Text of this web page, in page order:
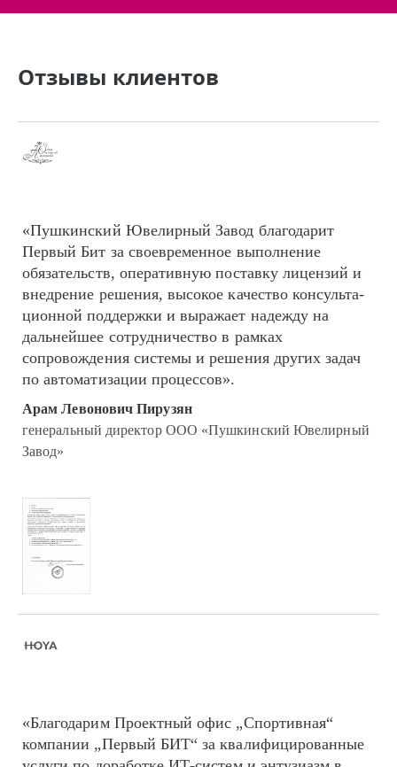
Отзывы клиентов
«Пушкинский Ювелирный Завод благодарит
Первый Бит за своевременное выполнение
обязательств, оперативную поставку лицензий и
внедрение решения, высокое качество кон­суль­та­
цион­ной поддержки и выражает надежду на
дальнейшее сотрудничество в рамках
сопровождения системы и решения других задач
по автоматизации процессов».
Арам Левонович Пирузян
генеральный директор ООО «Пушкинский Ювелирный
Завод»
«Благодарим Проектный офис „Спортивная“
компании „Первый БИТ“ за квалифицированные